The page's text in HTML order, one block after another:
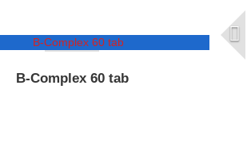
B-Complex 60 tab